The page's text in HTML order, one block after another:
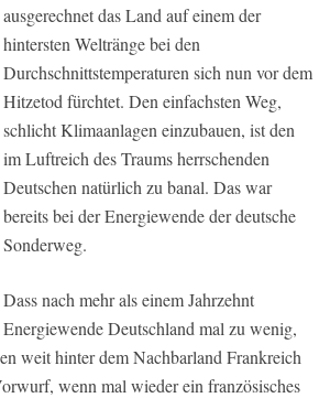
ausgerechnet das Land auf einem der
hintersten Weltränge bei den
Durchschnittstemperaturen sich nun vor dem
Hitzetod fürchtet. Den einfachsten Weg,
schlicht Klimaanlagen einzubauen, ist den
im Luftreich des Traums herrschenden
Deutschen natürlich zu banal. Das war
bereits bei der Energiewende der deutsche
Sonderweg.
Dass nach mehr als einem Jahrzehnt
Energiewende Deutschland mal zu wenig,
weit hinter dem Nachbarland Frankreich
wenn mal wieder ein französisches